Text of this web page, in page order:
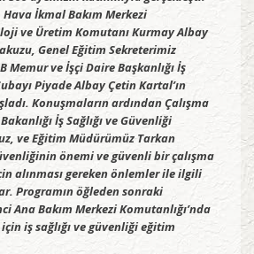
İkmal Bakım Merkezi
ve Üretim Komutanı Kurmay Albay
Genel Eğitim Sekreterimiz
Memur ve İşçi Daire Başkanlığı İş
Piyade Albay Çetin Kartal’ın
Konuşmaların ardından Çalışma
İş Sağlığı ve Güvenliği
ve Eğitim Müdürümüz Tarkan
önemi ve güvenli bir çalışma
alınması gereken önlemler ile ilgili
Programın öğleden sonraki
Ana Bakım Merkezi Komutanlığı’nda
iş sağlığı ve güvenliği eğitim